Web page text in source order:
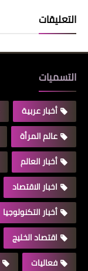
التعليقات
التسميات
أخبار عربية
عالم المرأة
أخبار العالم
اخبار الاقتصاد
أخبار التكنولوجيا
اقتصاد الخليج
فعاليات